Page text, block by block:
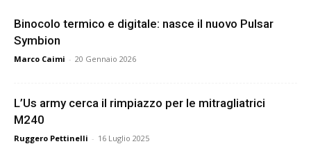
Binocolo termico e digitale: nasce il nuovo Pulsar
Symbion
Marco Caimi - 20 Gennaio 2026
L’Us army cerca il rimpiazzo per le mitragliatrici
M240
Ruggero Pettinelli - 16 Luglio 2025